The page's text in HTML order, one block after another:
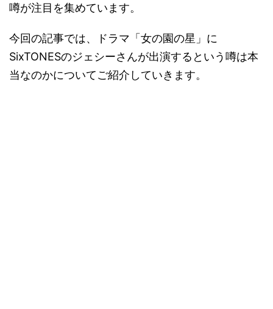
噂が注目を集めています。
今回の記事では、ドラマ「女の園の星」に
SixTONESのジェシーさんが出演するという噂は本
当なのかについてご紹介していきます。